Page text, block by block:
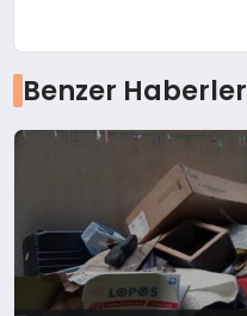
Benzer Haberler